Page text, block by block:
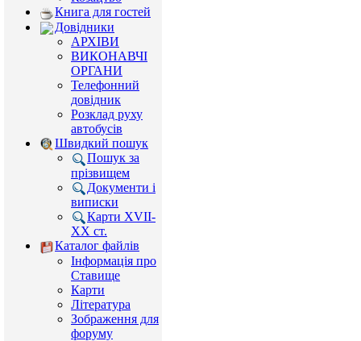
Книга для гостей
Довідники
АРХІВИ
ВИКОНАВЧІ
ОРГАНИ
Телефонний
довідник
Розклад руху
автобусів
Швидкий пошук
Пошук за
прізвищем
Документи і
виписки
Карти XVII-
XX ст.
Каталог файлів
Інформація про
Ставище
Карти
Література
Зображення для
форуму